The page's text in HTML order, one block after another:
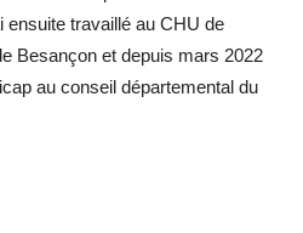
ensuite travaillé au CHU de
Besançon et depuis mars 2022
au conseil départemental du